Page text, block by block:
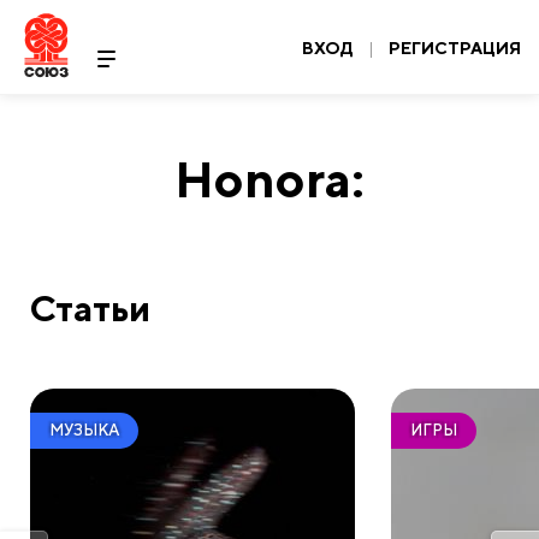
ВХОД | РЕГИСТРАЦИЯ
Honora:
Статьи
МУЗЫКА ИГРЫ